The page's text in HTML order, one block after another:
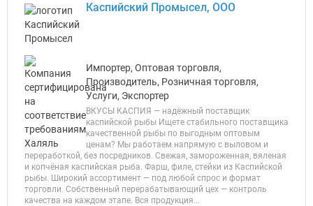
Каспийский Промысел, ООО
Импортер, Оптовая торговля,
Производитель, Розничная торговля,
Услуги, Экспортер
ВКУСЫ КАСПИЯ — надёжный поставщик
каспийской рыбы Ищете стабильного поставщика
качественной рыбы по выгодным оптовым
ценам? Мы работаем напрямую с выловом и
переработкой, без посредников. Свежая, замороженная, вяленая
и копчёная каспийская рыба. Фарш, филе, стейки из Каспийской
рыбы. Широкий ассортимент — под любой спрос и формат
торговли. Собственный перерабатывающий цех — контроль
качества на каждом этапе. Вся продукция...